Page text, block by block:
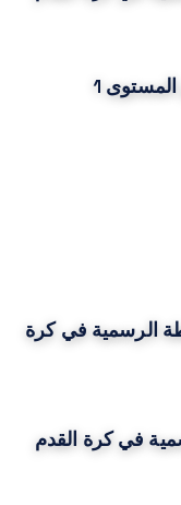
1
الرسمية في كرة
في كرة القدم